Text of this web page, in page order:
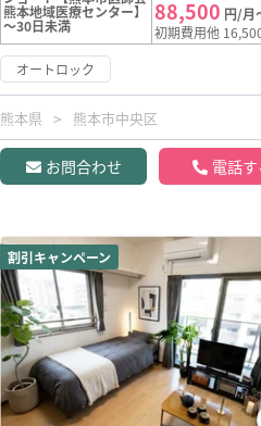
熊本地域医療センター】
～30日未満
88,500 円/月
初期費用他
オートロック
熊本県 熊本市中央区
お問合わせ 電話す
割引キャンペーン